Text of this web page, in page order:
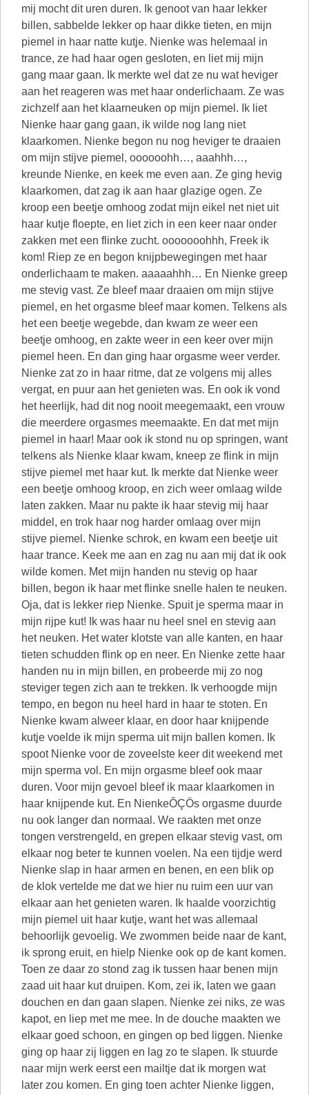
mij mocht dit uren duren. Ik genoot van haar lekker
billen, sabbelde lekker op haar dikke tieten, en mijn
piemel in haar natte kutje. Nienke was helemaal in
trance, ze had haar ogen gesloten, en liet mij mijn
gang maar gaan. Ik merkte wel dat ze nu wat heviger
aan het reageren was met haar onderlichaam. Ze was
zichzelf aan het klaarneuken op mijn piemel. Ik liet
Nienke haar gang gaan, ik wilde nog lang niet
klaarkomen. Nienke begon nu nog heviger te draaien
om mijn stijve piemel, oooooohh…, aaahhh…,
kreunde Nienke, en keek me even aan. Ze ging hevig
klaarkomen, dat zag ik aan haar glazige ogen. Ze
kroop een beetje omhoog zodat mijn eikel net niet uit
haar kutje floepte, en liet zich in een keer naar onder
zakken met een flinke zucht. ooooooohhh, Freek ik
kom! Riep ze en begon knijpbewegingen met haar
onderlichaam te maken. aaaaahhh… En Nienke greep
me stevig vast. Ze bleef maar draaien om mijn stijve
piemel, en het orgasme bleef maar komen. Telkens als
het een beetje wegebde, dan kwam ze weer een
beetje omhoog, en zakte weer in een keer over mijn
piemel heen. En dan ging haar orgasme weer verder.
Nienke zat zo in haar ritme, dat ze volgens mij alles
vergat, en puur aan het genieten was. En ook ik vond
het heerlijk, had dit nog nooit meegemaakt, een vrouw
die meerdere orgasmes meemaakte. En dat met mijn
piemel in haar! Maar ook ik stond nu op springen, want
telkens als Nienke klaar kwam, kneep ze flink in mijn
stijve piemel met haar kut. Ik merkte dat Nienke weer
een beetje omhoog kroop, en zich weer omlaag wilde
laten zakken. Maar nu pakte ik haar stevig mij haar
middel, en trok haar nog harder omlaag over mijn
stijve piemel. Nienke schrok, en kwam een beetje uit
haar trance. Keek me aan en zag nu aan mij dat ik ook
wilde komen. Met mijn handen nu stevig op haar
billen, begon ik haar met flinke snelle halen te neuken.
Oja, dat is lekker riep Nienke. Spuit je sperma maar in
mijn rijpe kut! Ik was haar nu heel snel en stevig aan
het neuken. Het water klotste van alle kanten, en haar
tieten schudden flink op en neer. En Nienke zette haar
handen nu in mijn billen, en probeerde mij zo nog
steviger tegen zich aan te trekken. Ik verhoogde mijn
tempo, en begon nu heel hard in haar te stoten. En
Nienke kwam alweer klaar, en door haar knijpende
kutje voelde ik mijn sperma uit mijn ballen komen. Ik
spoot Nienke voor de zoveelste keer dit weekend met
mijn sperma vol. En mijn orgasme bleef ook maar
duren. Voor mijn gevoel bleef ik maar klaarkomen in
haar knijpende kut. En NienkeÔÇÖs orgasme duurde
nu ook langer dan normaal. We raakten met onze
tongen verstrengeld, en grepen elkaar stevig vast, om
elkaar nog beter te kunnen voelen. Na een tijdje werd
Nienke slap in haar armen en benen, en een blik op
de klok vertelde me dat we hier nu ruim een uur van
elkaar aan het genieten waren. Ik haalde voorzichtig
mijn piemel uit haar kutje, want het was allemaal
behoorlijk gevoelig. We zwommen beide naar de kant,
ik sprong eruit, en hielp Nienke ook op de kant komen.
Toen ze daar zo stond zag ik tussen haar benen mijn
zaad uit haar kut druipen. Kom, zei ik, laten we gaan
douchen en dan gaan slapen. Nienke zei niks, ze was
kapot, en liep met me mee. In de douche maakten we
elkaar goed schoon, en gingen op bed liggen. Nienke
ging op haar zij liggen en lag zo te slapen. Ik stuurde
naar mijn werk eerst een mailtje dat ik morgen wat
later zou komen. En ging toen achter Nienke liggen,